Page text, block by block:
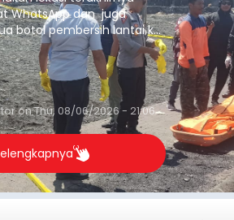
WhatsApp dan juga
botol pembersih lantai ke
onThu, 08/06/2026 - 21:06